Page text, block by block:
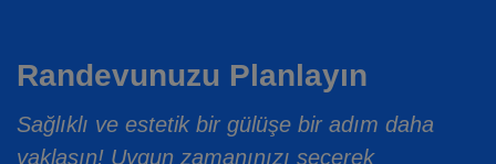
Randevunuzu Planlayın
Sağlıklı ve estetik bir gülüşe bir adım daha
yaklaşın! Uygun zamanınızı seçerek